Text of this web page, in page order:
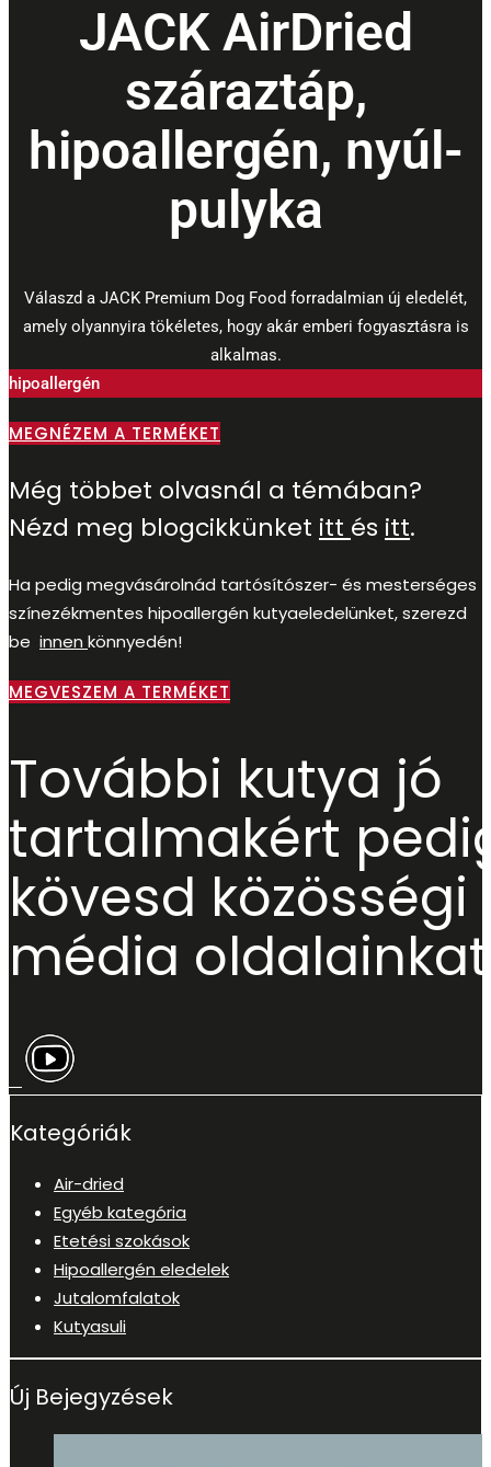
JACK AirDried
száraztáp,
hipoallergén, nyúl-
pulyka
Válaszd a JACK Premium Dog Food forradalmian új eledelét,
amely olyannyira tökéletes, hogy akár emberi fogyasztásra is
alkalmas.
hipoallergén
MEGNÉZEM A TERMÉKET
Még többet olvasnál a témában?
Nézd meg blogcikkünket itt és itt.
Ha pedig megvásárolnád tartósítószer- és mesterséges
színezékmentes hipoallergén kutyaeledelünket, szerezd
be innen könnyedén!
MEGVESZEM A TERMÉKET
További kutya jó
tartalmakért
kövesd közösségi
média
Kategóriák
Air-dried
Egyéb kategória
Etetési szokások
Hipoallergén eledelek
Jutalomfalatok
Kutyasuli
Új Bejegyzések